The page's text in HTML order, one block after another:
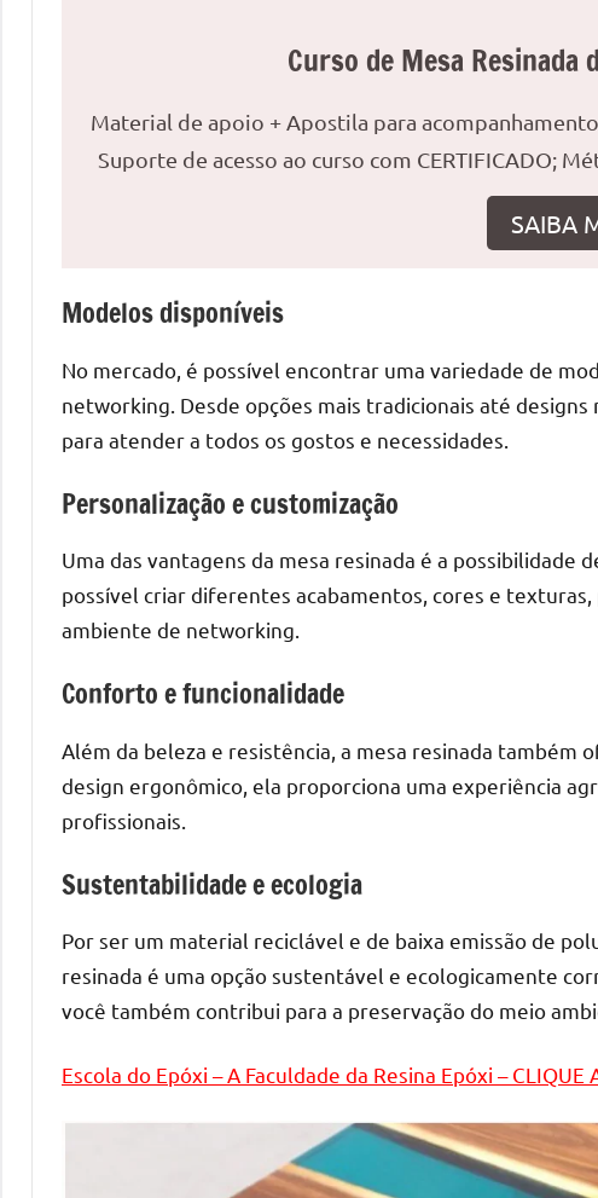
você
tudo
o
com
peças
únicas.
focado
em
e
tendências
resinada
de
alta
como
populares
River
Curso de Mesa Resinada
Material de apoio + Apostila para
Suporte de acesso ao curso com CERTIFICADO;
SAIBA
Modelos disponíveis
No mercado, é possível encontrar uma variedade de
networking. Desde opções mais tradicionais até
para atender a todos os gostos e necessidades.
Personalização e customização
Uma das vantagens da mesa resinada é a possibilidade
possível criar diferentes acabamentos, cores e
ambiente de networking.
Conforto e funcionalidade
Além da beleza e resistência, a mesa resinada
design ergonômico, ela proporciona uma experiência
profissionais.
Sustentabilidade e ecologia
Por ser um material reciclável e de baixa emissão de
resinada é uma opção sustentável e ecologicamente
você também contribui para a preservação do meio
Escola do Epóxi – A Faculdade da Resina Epóxi – CLIQUE